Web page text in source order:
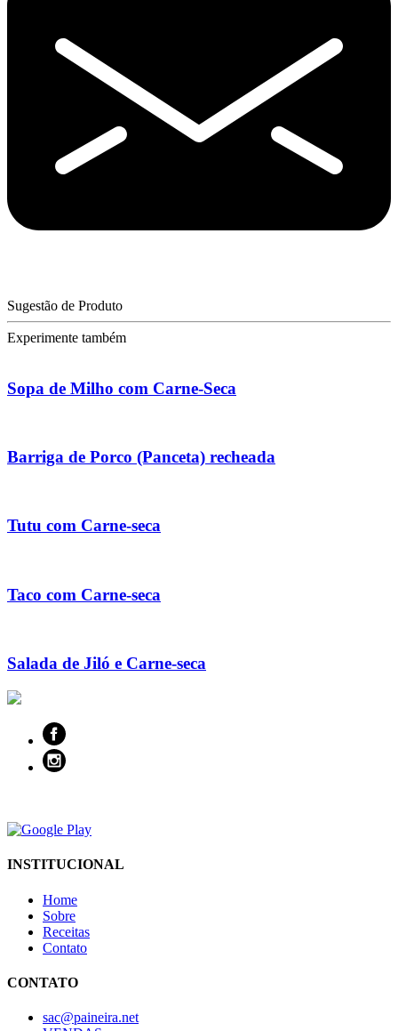
Sugestão de Produto
Experimente também
Sopa de Milho com Carne-Seca
Barriga de Porco (Panceta) recheada
Tutu com Carne-seca
Taco com Carne-seca
Salada de Jiló e Carne-seca
INSTITUCIONAL
Home
Sobre
Receitas
Contato
CONTATO
sac@paineira.net